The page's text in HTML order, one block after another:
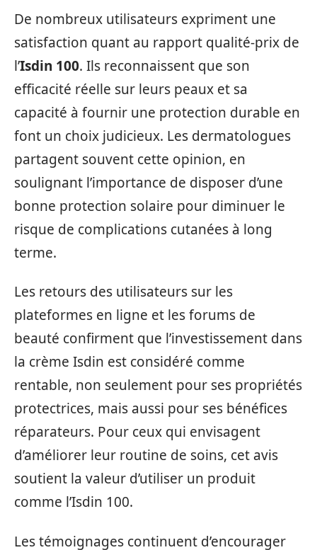
De nombreux utilisateurs expriment une
satisfaction quant au rapport qualité-prix de
l’Isdin 100. Ils reconnaissent que son
efficacité réelle sur leurs peaux et sa
capacité à fournir une protection durable en
font un choix judicieux. Les dermatologues
partagent souvent cette opinion, en
soulignant l’importance de disposer d’une
bonne protection solaire pour diminuer le
risque de complications cutanées à long
terme.
Les retours des utilisateurs sur les
plateformes en ligne et les forums de
beauté confirment que l’investissement dans
la crème Isdin est considéré comme
rentable, non seulement pour ses propriétés
protectrices, mais aussi pour ses bénéfices
réparateurs. Pour ceux qui envisagent
d’améliorer leur routine de soins, cet avis
soutient la valeur d’utiliser un produit
comme l’Isdin 100.
Les témoignages continuent d’encourager